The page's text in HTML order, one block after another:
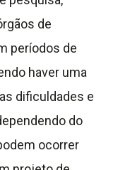
de
períodos de
haver uma
dificuldades e
do
ocorrer